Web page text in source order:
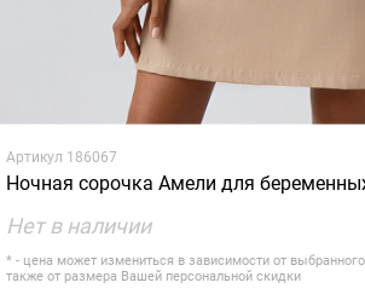
Артикул 186067
Ночная сорочка Амели для
Нет в наличии
* - цена может измениться в зависимости от
также от размера Вашей персональной скидки